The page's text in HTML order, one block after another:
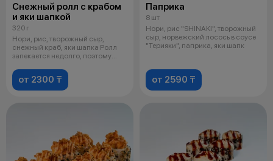
Снежный ролл с крабом
и яки шапкой
320 г
Нори, рис, творожный сыр,
снежный краб, яки шапка Ролл
запекается недолго, поэтому
от 2300 ₸
Паприка
8 шт
Нори, рис "SHINAKI", творожный
сыр, норвежский лосось в соусе
"Терияки", паприка, яки шапк
от 2590 ₸